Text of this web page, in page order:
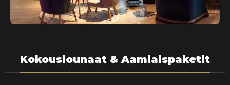
Kokouslounaat & Aamiaispaketit